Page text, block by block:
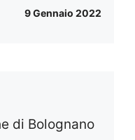
9 Gennaio 2022
di Bolognano